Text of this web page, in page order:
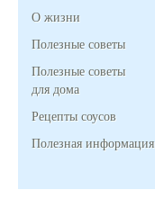
О жизни
Полезные советы
Полезные советы
для дома
Рецепты соусов
Полезная информация